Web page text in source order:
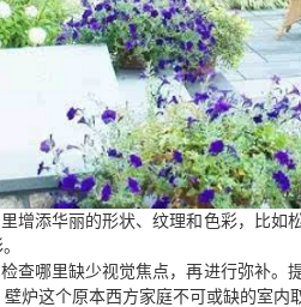
增添华丽的形状、纹理和色彩，比
查哪里缺少视觉焦点，再进行弥补
炉这个原本西方家庭不可或缺的室